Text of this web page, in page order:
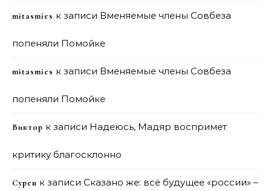
mitasmies к записи Вменяемые члены Совбеза
попеняли Помойке
mitasmies к записи Вменяемые члены Совбеза
попеняли Помойке
Виктор к записи Надеюсь, Мадяр воспримет
критику благосклонно
Сурен к записи Сказано же: всё будущее «россии» –